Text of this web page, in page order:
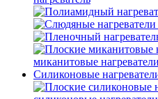
миканитовые нагреватели
Силиконовые